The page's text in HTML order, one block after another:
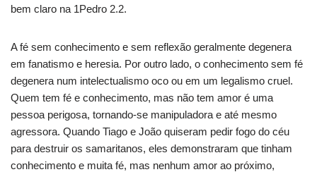
bem claro na 1Pedro 2.2.
A fé sem conhecimento e sem reflexão geralmente degenera
em fanatismo e heresia. Por outro lado, o conhecimento sem fé
degenera num intelectualismo oco ou em um legalismo cruel.
Quem tem fé e conhecimento, mas não tem amor é uma
pessoa perigosa, tornando-se manipuladora e até mesmo
agressora. Quando Tiago e João quiseram pedir fogo do céu
para destruir os samaritanos, eles demonstraram que tinham
conhecimento e muita fé, mas nenhum amor ao próximo,